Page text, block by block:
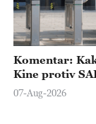
Komentar:
Kine protiv
07-Aug-2026